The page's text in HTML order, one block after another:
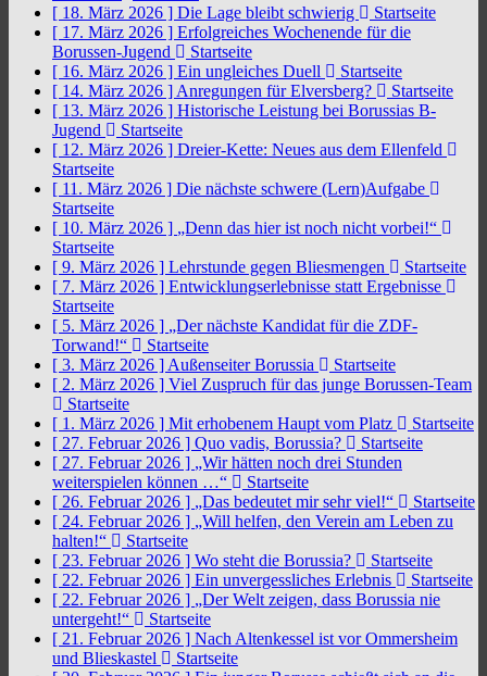
[ 18. März 2026 ] Die Lage bleibt schwierig
Startseite
[ 17. März 2026 ] Erfolgreiches Wochenende für die
Borussen-Jugend
Startseite
[ 16. März 2026 ] Ein ungleiches Duell
Startseite
[ 14. März 2026 ] Anregungen für Elversberg?
Startseite
[ 13. März 2026 ] Historische Leistung bei Borussias B-
Jugend
Startseite
[ 12. März 2026 ] Dreier-Kette: Neues aus dem Ellenfeld
Startseite
[ 11. März 2026 ] Die nächste schwere (Lern)Aufgabe
Startseite
[ 10. März 2026 ] „Denn das hier ist noch nicht vorbei!“
Startseite
[ 9. März 2026 ] Lehrstunde gegen Bliesmengen
Startseite
[ 7. März 2026 ] Entwicklungserlebnisse statt Ergebnisse
Startseite
[ 5. März 2026 ] „Der nächste Kandidat für die ZDF-
Torwand!“
Startseite
[ 3. März 2026 ] Außenseiter Borussia
Startseite
[ 2. März 2026 ] Viel Zuspruch für das junge Borussen-Team
Startseite
[ 1. März 2026 ] Mit erhobenem Haupt vom Platz
Startseite
[ 27. Februar 2026 ] Quo vadis, Borussia?
Startseite
[ 27. Februar 2026 ] „Wir hätten noch drei Stunden
weiterspielen können …“
Startseite
[ 26. Februar 2026 ] „Das bedeutet mir sehr viel!“
Startseite
[ 24. Februar 2026 ] „Will helfen, den Verein am Leben zu
halten!“
Startseite
[ 23. Februar 2026 ] Wo steht die Borussia?
Startseite
[ 22. Februar 2026 ] Ein unvergessliches Erlebnis
Startseite
[ 22. Februar 2026 ] „Der Welt zeigen, dass Borussia nie
untergeht!“
Startseite
[ 21. Februar 2026 ] Nach Altenkessel ist vor Ommersheim
und Blieskastel
Startseite